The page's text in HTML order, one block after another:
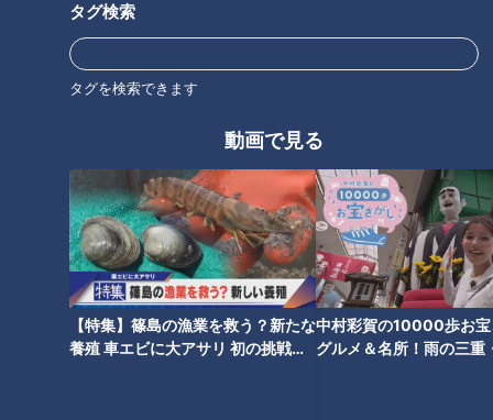
タグ検索
タグを検索できます
動画で見る
【特集】篠島の漁業を救う？新たな
養殖 車エビに大アサリ 初の挑戦
中村彩賀の10000歩お宝
グルメ＆名所！雨の三重
50代女性が買ったのは、「味つけ卵メーカー」。
容器が卵型に作られており、少しの調味料で味付け卵が作れる
アパレル業界で働く女性が購入したのは、壁や家具に貼る「リ
メイクシート」。
（アパレル業界で働く女性）
「タンスに貼ろうと思っているんですけど。元々の色を隠して
お部屋の雰囲気に合わせるようにしたい」